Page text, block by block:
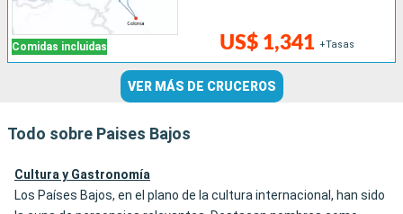
Comidas incluidas US$ 1,341 +Tasas
VER MÁS DE CRUCEROS
Todo sobre Paises Bajos
Cultura y Gastronomía
Los Países Bajos, en el plano de la cultura internacional, han sido